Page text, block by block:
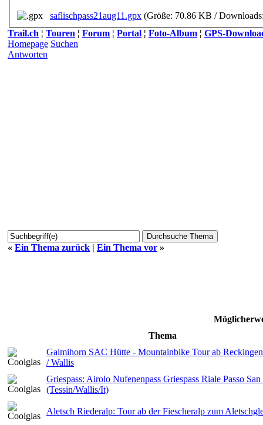
saflischpass21aug11.gpx (Größe: 70.86 KB /
Trail.ch ¦ Touren ¦ Forum ¦ Portal ¦ Foto-Album ¦ GPS-
Homepage Suchen
Antworten
« Ein Thema zurück | Ein Thema vor »
Thema
Galmihorn SAC Hütte - Mountainbike Tour ab
/ Wallis
Griespass: Airolo Nufenenpass Griespass Riale Passo
(Tessin/Wallis/It)
Aletsch Riederalp: Tour ab der Fiescheralp zum